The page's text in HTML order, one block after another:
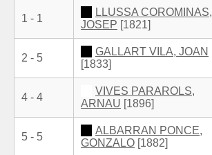
1 - 1
LLUSSA COROMINAS,
JOSEP [1821]
2 - 5
GALLART VILA, JOAN
[1833]
4 - 4
VIVES PARAROLS,
ARNAU [1896]
5 - 5
ALBARRAN PONCE,
GONZALO [1882]